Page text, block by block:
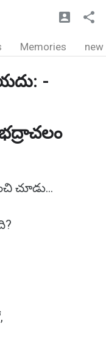
Memories new
-
చూడు…